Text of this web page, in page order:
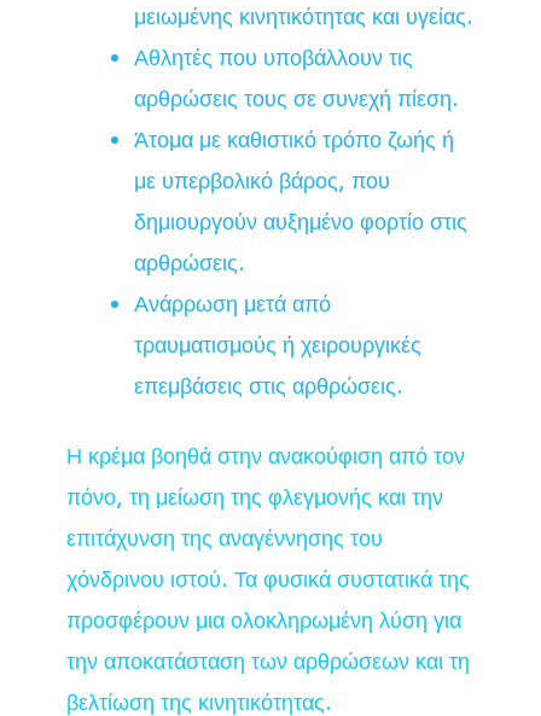
μειωμένης κινητικότητας και υγείας.
Αθλητές που υποβάλλουν τις
αρθρώσεις τους σε συνεχή πίεση.
Άτομα με καθιστικό τρόπο ζωής ή
με υπερβολικό βάρος, που
δημιουργούν αυξημένο φορτίο στις
αρθρώσεις.
Ανάρρωση μετά από
τραυματισμούς ή χειρουργικές
επεμβάσεις στις αρθρώσεις.
Η κρέμα βοηθά στην ανακούφιση από τον
πόνο, τη μείωση της φλεγμονής και την
επιτάχυνση της αναγέννησης του
χόνδρινου ιστού. Τα φυσικά συστατικά της
προσφέρουν μια ολοκληρωμένη λύση για
την αποκατάσταση των αρθρώσεων και τη
βελτίωση της κινητικότητας.